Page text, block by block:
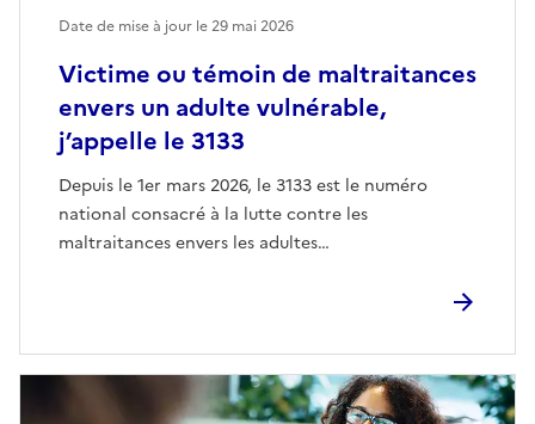
Victime ou témoin de maltraitances
envers un adulte vulnérable,
j’appelle le 3133
Depuis le 1er mars 2026, le 3133 est le numéro
national consacré à la lutte contre les
maltraitances envers les adultes…
Date de mise à jour le29 mai 2026